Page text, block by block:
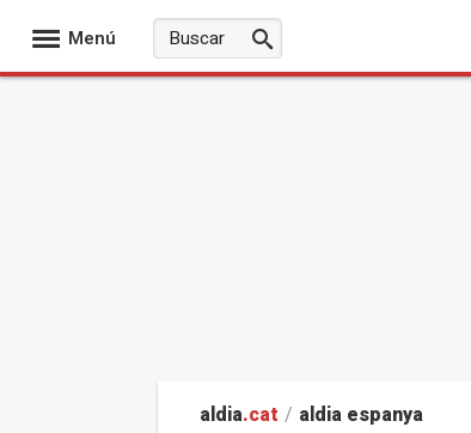
Menú
aldia.cat / aldia espanya